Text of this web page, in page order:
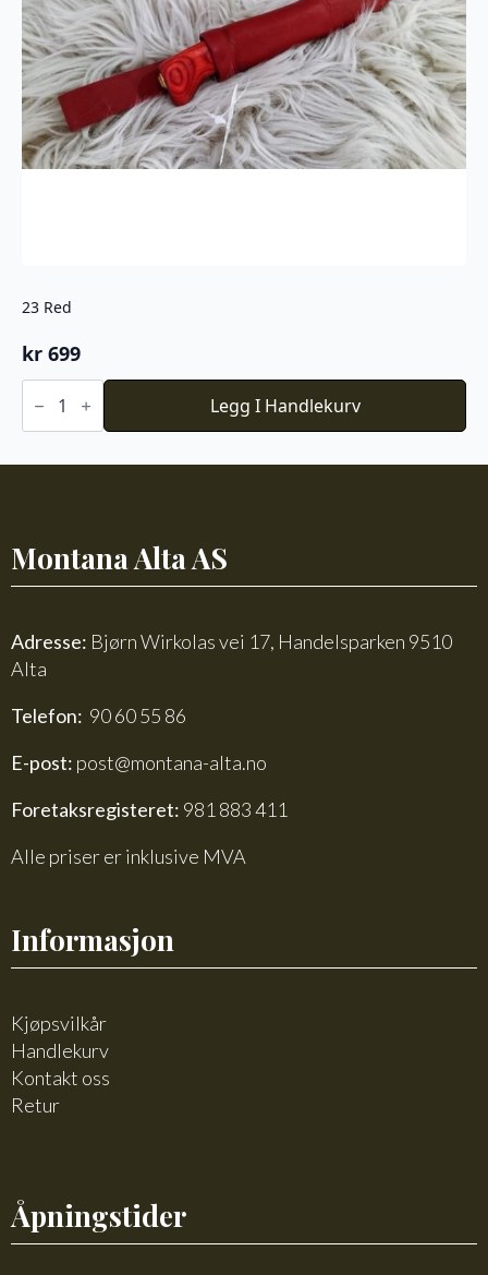
23 Red
kr 699
23
Red Legg I Handlekurv
Montana Alta AS
Adresse: Bjørn Wirkolas vei 17, Handelsparken 9510
Alta
Telefon: 90 60 55 86
E-post: post@montana-alta.no
Foretaksregisteret: 981 883 411
Alle priser er inklusive MVA
Informasjon
Kjøpsvilkår
Handlekurv
Kontakt oss
Retur
Åpningstider